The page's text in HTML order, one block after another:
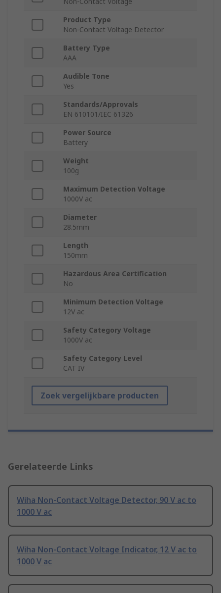
Product Type
Non-Contact Voltage Detector
Battery Type
AAA
Audible Tone
Yes
Standards/Approvals
EN 610101/IEC 61326
Power Source
Battery
Weight
100g
Maximum Detection Voltage
1000V ac
Diameter
28.5mm
Length
150mm
Hazardous Area Certification
No
Minimum Detection Voltage
12V ac
Safety Category Voltage
1000V ac
Safety Category Level
CAT IV
Zoek vergelijkbare producten
Gerelateerde Links
Wiha Non-Contact Voltage Detector, 90 V ac to
1000 V ac
Wiha Non-Contact Voltage Indicator, 12 V ac to
1000 V ac